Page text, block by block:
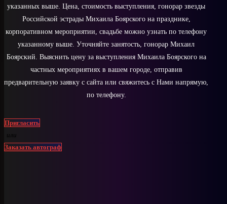
указанных выше. Цена, стоимость выступления, гонорар звезды
Российской эстрады Михаила Боярского на празднике,
корпоративном мероприятии, свадьбе можно узнать по телефону
указанному выше. Уточняйте занятость, гонорар Михаил
Боярский. Выяснить цену за выступления Михаила Боярского на
частных мероприятиях в вашем городе, отправив
предварительную заявку с сайта или свяжитесь с Нами напрямую,
по телефону.
Пригласить
или
Заказать автограф